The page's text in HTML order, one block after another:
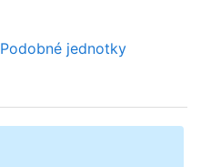
Podobné jednotky